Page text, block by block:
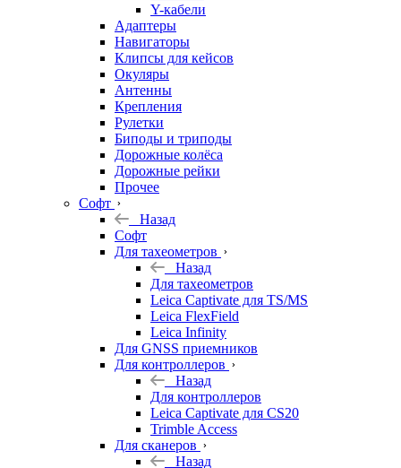
Y-кабели
Адаптеры
Навигаторы
Клипсы для кейсов
Окуляры
Антенны
Крепления
Рулетки
Биподы и триподы
Дорожные колёса
Дорожные рейки
Прочее
Софт
Назад
Софт
Для тахеометров
Назад
Для тахеометров
Leica Captivate для TS/MS
Leica FlexField
Leica Infinity
Для GNSS приемников
Для контроллеров
Назад
Для контроллеров
Leica Captivate для CS20
Trimble Access
Для сканеров
Назад